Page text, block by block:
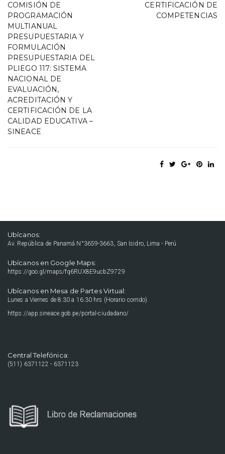
COMISIÓN DE
PROGRAMACIÓN
MULTIANUAL
PRESUPUESTARIA Y
FORMULACIÓN
PRESUPUESTARIA DEL
PLIEGO 117: SISTEMA
NACIONAL DE
EVALUACIÓN,
ACREDITACIÓN Y
CERTIFICACIÓN DE LA
CALIDAD EDUCATIVA –
SINEACE
CERTIFICACIÓN DE
COMPETENCIAS
Ubícanos:
Av. República de Panamá N°3659-3663, San Isidro, Lima - Perú
Ubícanos en Google Maps:
https://goo.gl/maps/fq6RUX8E9ucbZ9729
Ubícanos en Mesa de Partes Virtual:
Lunes a Viernes de 8:30 a 16:30 hrs (Horario corrido).
https://app.sineace.gob.pe/portal-ciudadano/
Central Telefónica:
(511) 6371122 - 6371123